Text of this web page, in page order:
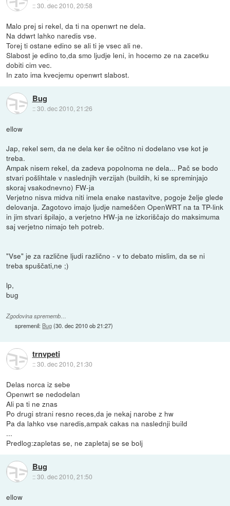
::30. dec 2010, 20:58
Malo prej si rekel, da ti na openwrt ne dela.
Na ddwrt lahko naredis vse.
Torej ti ostane edino se ali ti je vsec ali ne.
Slabost je edino to,da smo ljudje leni, in hocemo ze na zacetku
dobiti cim vec.
In zato ima kvecjemu openwrt slabost.
Bug
::30. dec 2010, 21:26
ellow
Jap, rekel sem, da ne dela ker še očitno ni dodelano vse kot je
treba.
Ampak nisem rekel, da zadeva popolnoma ne dela... Pač se bodo
stvari pošlihtale v naslednjih verzijah (buildih, ki se spreminjajo
skoraj vsakodnevno) FW-ja
Verjetno nisva midva niti imela enake nastavitve, pogoje želje glede
delovanja. Zagotovo imajo ljudje nameščen OpenWRT na ta TP-link
in jim stvari špilajo, a verjetno HW-ja ne izkoriščajo do maksimuma
saj verjetno nimajo teh potreb.
"Vse" je za različne ljudi različno - v to debato mislim, da se ni
treba spuščati,ne ;)
lp,
bug
Zgodovina sprememb…
spremenil: Bug(30. dec 2010 ob 21:27)
trnvpeti
::30. dec 2010, 21:30
Delas norca iz sebe
Openwrt se nedodelan
Ali pa ti ne znas
Po drugi strani resno reces,da je nekaj narobe z hw
Pa da lahko vse naredis,ampak cakas na naslednji build
...
Predlog:zapletas se, ne zapletaj se se bolj
Bug
::30. dec 2010, 21:50
ellow